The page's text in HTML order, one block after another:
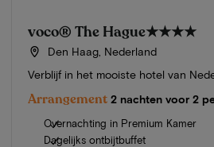
voco® The Hague★★★★
Den Haag, Nederland
Verblijf in het mooiste hotel van
Arrangement 2 nachten voor 2
Overnachting in Premium Kamer
Dagelijks ontbijtbuffet